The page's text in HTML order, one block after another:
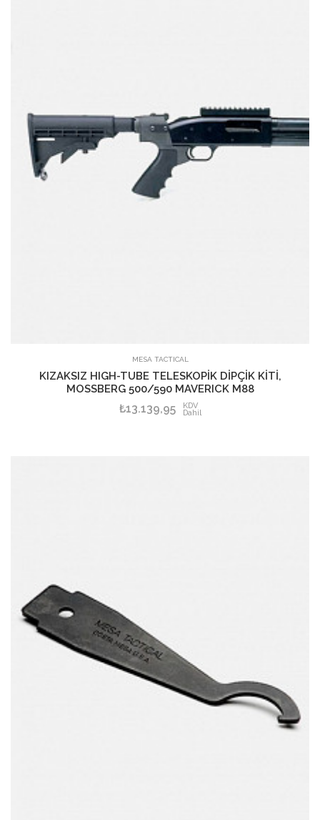
SEPETE EKLE
MESA TACTICAL
KIZAKSIZ HIGH-TUBE TELESKOPİK DİPÇİK KİTİ,
MOSSBERG 500/590 MAVERICK M88
₺13.139,95 KDV
Dahil